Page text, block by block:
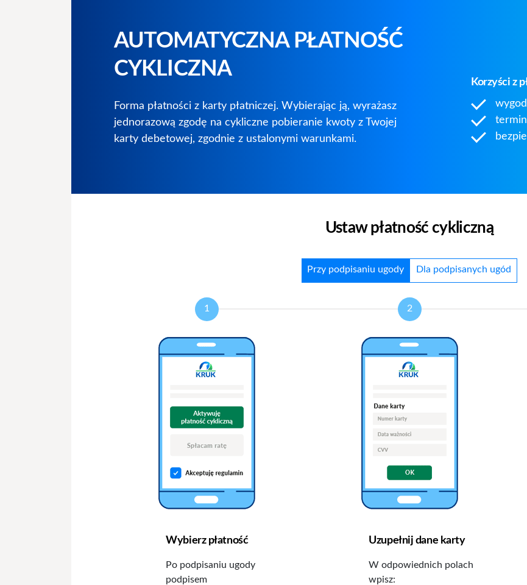
AUTOMATYCZNA PŁATNOŚĆ
CYKLICZNA
Forma płatności z karty płatniczej. Wybierając ją, wyrażasz
jednorazową zgodę na cykliczne pobieranie kwoty z Twojej
karty debetowej, zgodnie z ustalonymi warunkami.
Korzyści z
Ustaw płatność cykliczną
Przy podpisaniu ugody Dla podpisanych ugód
Wybierz płatność
Po podpisaniu ugody
podpisem
Uzupełnij dane karty
W odpowiednich polach
wpisz: